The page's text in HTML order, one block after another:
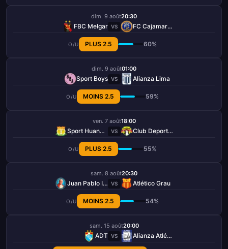
dim. 9 août20:30
FBC Melgar VS FC Cajamarca
O/U PLUS 2.5 60%
dim. 9 août01:00
Sport Boys VS Alianza Lima
O/U MOINS 2.5 59%
ven. 7 août18:00
Sport Huancayo VS Club Deportivo Los Chankas
O/U PLUS 2.5 55%
sam. 8 août20:30
Juan Pablo II College VS Atlético Grau
O/U MOINS 2.5 54%
sam. 15 août20:00
ADT VS Alianza Atlético